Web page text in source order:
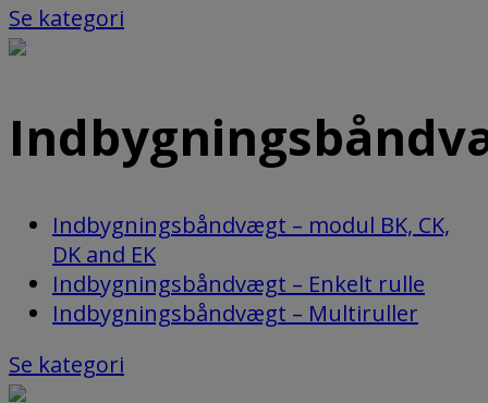
Se kategori
Indbygningsbåndvægt – modul BK, CK,
DK and EK
Indbygningsbåndvægt – Enkelt rulle
Indbygningsbåndvægt – Multiruller
Se kategori